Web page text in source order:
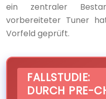
ein zentraler
vorbereiteter Tuner
Vorfeld geprüft.
DURCH PRE-